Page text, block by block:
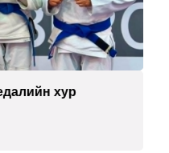
АШТ-д мөнгө,